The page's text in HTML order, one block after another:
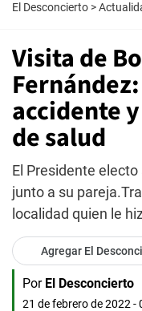
El Desconcierto >
Visita de
accidente
de salud
El Presidente
junto a su
localidad quien le
Agregar El
Por El Desconcierto
21 de febrero de 2022 -